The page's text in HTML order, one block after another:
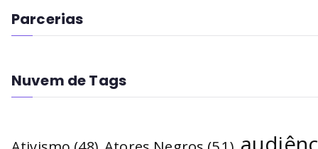
Parcerias
Nuvem de Tags